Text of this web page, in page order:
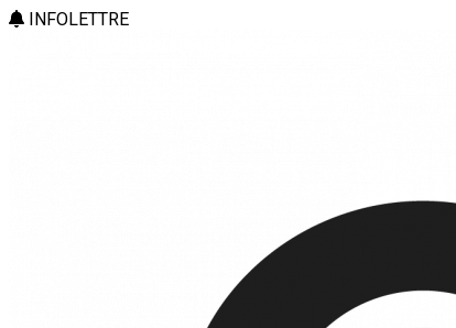
INFOLETTRE